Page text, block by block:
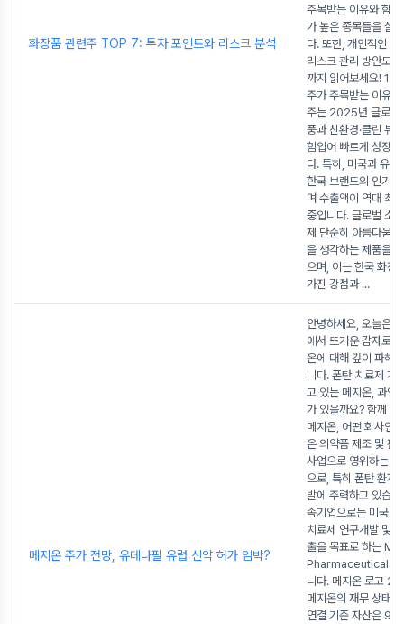
화장품 관련주 TOP 7: 투자 포인트와 리스크 분석
주목받는 이유와 함
가 높은 종목들을 살
다. 또한, 개인적인 투
리스크 관리 방안도
까지 읽어보세요! 1.
주가 주목받는 이유
주는 2025년 글로벌
풍과 친환경·클린 뷰
힘입어 빠르게 성장
다. 특히, 미국과 유럽
한국 브랜드의 인기
며 수출액이 역대 최
중입니다. 글로벌 소
제 단순히 아름다움
을 생각하는 제품을
으며, 이는 한국 화장
가진 강점과 ...
메지온 주가 전망, 유데나필 유럽 신약 허가 임박?
안녕하세요, 오늘은
에서 뜨거운 감자로
온에 대해 깊이 파헤
니다. 폰탄 치료제 개
고 있는 메지온, 과연
가 있을까요? 함께 살
메지온, 어떤 회사인
은 의약품 제조 및 판
사업으로 영위하는
으로, 특히 폰탄 환자
발에 주력하고 있습
속기업으로는 미국에
치료제 연구개발 및
출을 목표로 하는
Pharmaceuticals,
니다. 메지온 로고
메지온의 재무 상태
연결 기준 자산은